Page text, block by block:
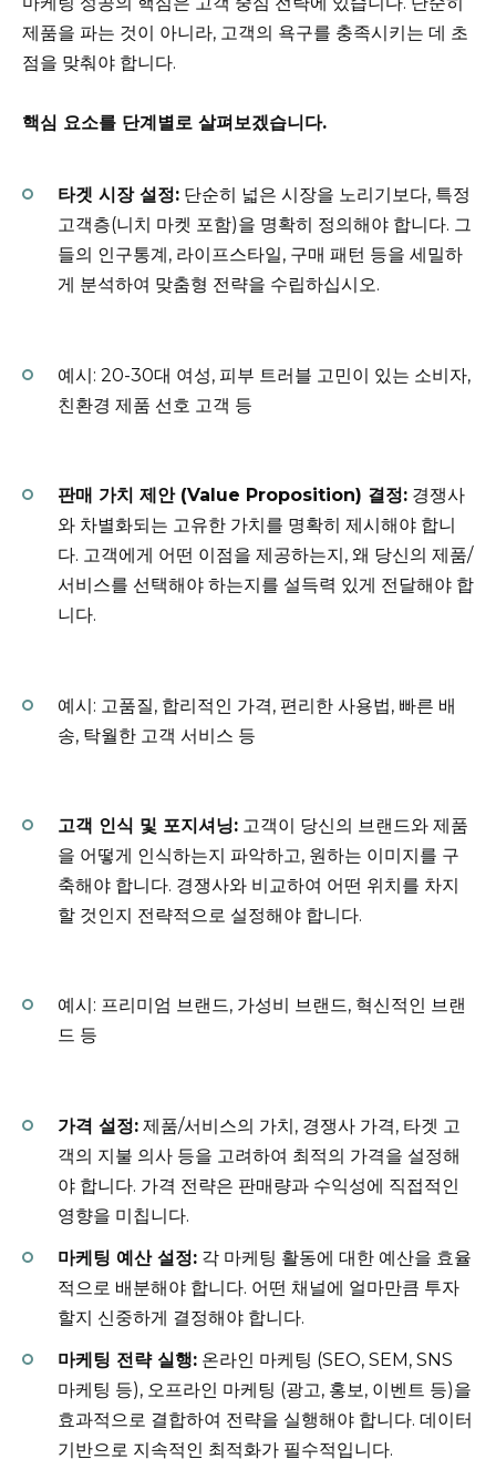
제품을 파는 것이 아니라, 고객의 욕구를 충족시키는 데 초
점을 맞춰야 합니다.
핵심 요소를 단계별로 살펴보겠습니다.
타겟 시장 설정: 단순히 넓은 시장을 노리기보다, 특정
고객층(니치 마켓 포함)을 명확히 정의해야 합니다. 그
들의 인구통계, 라이프스타일, 구매 패턴 등을 세밀하
게 분석하여 맞춤형 전략을 수립하십시오.
예시: 20-30대 여성, 피부 트러블 고민이 있는 소비자,
친환경 제품 선호 고객 등
판매 가치 제안 (Value Proposition) 결정: 경쟁사
와 차별화되는 고유한 가치를 명확히 제시해야 합니
다. 고객에게 어떤 이점을 제공하는지, 왜 당신의 제품/
서비스를 선택해야 하는지를 설득력 있게 전달해야 합
니다.
예시: 고품질, 합리적인 가격, 편리한 사용법, 빠른 배
송, 탁월한 고객 서비스 등
고객 인식 및 포지셔닝: 고객이 당신의 브랜드와 제품
을 어떻게 인식하는지 파악하고, 원하는 이미지를 구
축해야 합니다. 경쟁사와 비교하여 어떤 위치를 차지
할 것인지 전략적으로 설정해야 합니다.
예시: 프리미엄 브랜드, 가성비 브랜드, 혁신적인 브랜
드 등
가격 설정: 제품/서비스의 가치, 경쟁사 가격, 타겟 고
객의 지불 의사 등을 고려하여 최적의 가격을 설정해
야 합니다. 가격 전략은 판매량과 수익성에 직접적인
영향을 미칩니다.
마케팅 예산 설정: 각 마케팅 활동에 대한 예산을 효율
적으로 배분해야 합니다. 어떤 채널에 얼마만큼 투자
할지 신중하게 결정해야 합니다.
마케팅 전략 실행: 온라인 마케팅 (SEO, SEM, SNS
마케팅 등), 오프라인 마케팅 (광고, 홍보, 이벤트 등)을
효과적으로 결합하여 전략을 실행해야 합니다. 데이터
기반으로 지속적인 최적화가 필수적입니다.